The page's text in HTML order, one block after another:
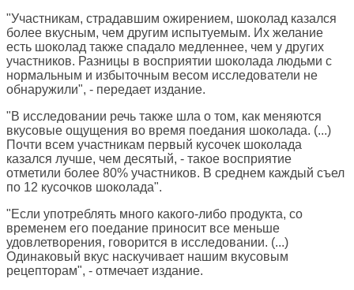
"Участникам, страдавшим ожирением, шоколад казался
более вкусным, чем другим испытуемым. Их желание
есть шоколад также спадало медленнее, чем у других
участников. Разницы в восприятии шоколада людьми с
нормальным и избыточным весом исследователи не
обнаружили", - передает издание.
"В исследовании речь также шла о том, как меняются
вкусовые ощущения во время поедания шоколада. (...)
Почти всем участникам первый кусочек шоколада
казался лучше, чем десятый, - такое восприятие
отметили более 80% участников. В среднем каждый съел
по 12 кусочков шоколада".
"Если употреблять много какого-либо продукта, со
временем его поедание приносит все меньше
удовлетворения, говорится в исследовании. (...)
Одинаковый вкус наскучивает нашим вкусовым
рецепторам", - отмечает издание.